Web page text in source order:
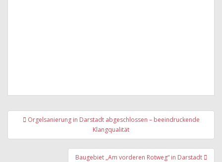
Beitragsnavigation
Orgelsanierung in Darstadt abgeschlossen – beeindruckende
Klangqualität
Baugebiet „Am vorderen Rotweg“ in Darstadt